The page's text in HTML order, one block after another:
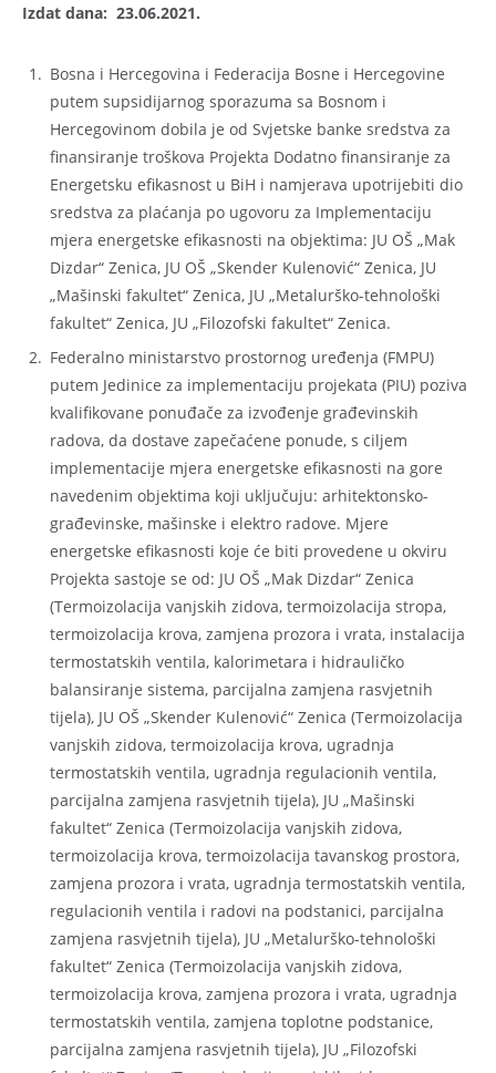
Izdat dana: 23.06.2021.
Bosna i Hercegovina i Federacija Bosne i Hercegovine
putem supsidijarnog sporazuma sa Bosnom i
Hercegovinom dobila je od Svjetske banke sredstva za
finansiranje troškova Projekta Dodatno finansiranje za
Energetsku efikasnost u BiH i namjerava upotrijebiti dio
sredstva za plaćanja po ugovoru za Implementaciju
mjera energetske efikasnosti na objektima: JU OŠ „Mak
Dizdar“ Zenica, JU OŠ „Skender Kulenović“ Zenica, JU
„Mašinski fakultet“ Zenica, JU „Metalurško-tehnološki
fakultet“ Zenica, JU „Filozofski fakultet“ Zenica.
Federalno ministarstvo prostornog uređenja (FMPU)
putem Jedinice za implementaciju projekata (PIU) poziva
kvalifikovane ponuđače za izvođenje građevinskih
radova, da dostave zapečaćene ponude, s ciljem
implementacije mjera energetske efikasnosti na gore
navedenim objektima koji uključuju: arhitektonsko-
građevinske, mašinske i elektro radove. Mjere
energetske efikasnosti koje će biti provedene u okviru
Projekta sastoje se od: JU OŠ „Mak Dizdar“ Zenica
(Termoizolacija vanjskih zidova, termoizolacija stropa,
termoizolacija krova, zamjena prozora i vrata, instalacija
termostatskih ventila, kalorimetara i hidrauličko
balansiranje sistema, parcijalna zamjena rasvjetnih
tijela), JU OŠ „Skender Kulenović“ Zenica (Termoizolacija
vanjskih zidova, termoizolacija krova, ugradnja
termostatskih ventila, ugradnja regulacionih ventila,
parcijalna zamjena rasvjetnih tijela), JU „Mašinski
fakultet“ Zenica (Termoizolacija vanjskih zidova,
termoizolacija krova, termoizolacija tavanskog prostora,
zamjena prozora i vrata, ugradnja termostatskih ventila,
regulacionih ventila i radovi na podstanici, parcijalna
zamjena rasvjetnih tijela), JU „Metalurško-tehnološki
fakultet“ Zenica (Termoizolacija vanjskih zidova,
termoizolacija krova, zamjena prozora i vrata, ugradnja
termostatskih ventila, zamjena toplotne podstanice,
parcijalna zamjena rasvjetnih tijela), JU „Filozofski